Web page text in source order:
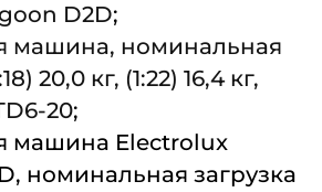
D2D;
машина, номинальная
20,0 кг, (1:22) 16,4 кг,
20;
машина Electrolux
номинальная загрузка